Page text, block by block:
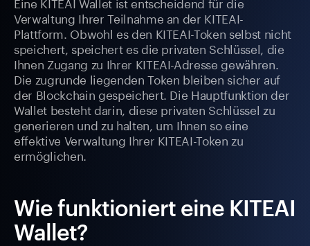
Verwaltung Ihrer Teilnahme an der KITEAI-
Plattform. Obwohl es den KITEAI-Token selbst nicht
speichert, speichert es die privaten Schlüssel, die
Ihnen Zugang zu Ihrer KITEAI-Adresse gewähren.
Die zugrunde liegenden Token bleiben sicher auf
der Blockchain gespeichert. Die Hauptfunktion der
Wallet besteht darin, diese privaten Schlüssel zu
generieren und zu halten, um Ihnen so eine
effektive Verwaltung Ihrer KITEAI-Token zu
ermöglichen.
Wie funktioniert eine KITEAI
Wallet?